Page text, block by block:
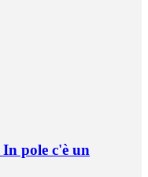
pole c'è un